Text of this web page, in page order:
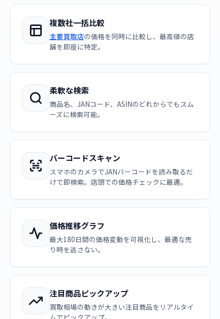
複数社一括比較
主要買取店の価格を同時に比較し、最高値の店
舗を即座に特定。
柔軟な検索
商品名、JANコード、ASINのどれからでもスム
ーズに検索可能。
バーコードスキャン
スマホのカメラでJANバーコードを読み取るだ
けで即検索。店頭での価格チェックに最適。
価格推移グラフ
最大180日間の価格変動を可視化し、最適な売
り時を逃さない。
注目商品ピックアップ
買取相場の動きが大きい注目商品をリアルタイ
ムでピックアップ。